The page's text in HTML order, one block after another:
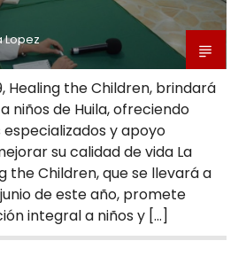
Lopez
Healing the Children, brindará
niños de Huila, ofreciendo
y apoyo
su calidad de vida La
the Children, que se llevará a
de este año, promete
integral a niños y […]